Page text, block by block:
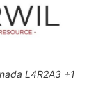
L4R2A3 +1